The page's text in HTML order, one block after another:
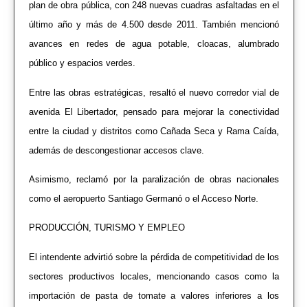
plan de obra pública, con 248 nuevas cuadras asfaltadas en el
último año y más de 4.500 desde 2011. También mencionó
avances en redes de agua potable, cloacas, alumbrado
público y espacios verdes.
Entre las obras estratégicas, resaltó el nuevo corredor vial de
avenida El Libertador, pensado para mejorar la conectividad
entre la ciudad y distritos como Cañada Seca y Rama Caída,
además de descongestionar accesos clave.
Asimismo, reclamó por la paralización de obras nacionales
como el aeropuerto Santiago Germanó o el Acceso Norte.
PRODUCCIÓN, TURISMO Y EMPLEO
El intendente advirtió sobre la pérdida de competitividad de los
sectores productivos locales, mencionando casos como la
importación de pasta de tomate a valores inferiores a los